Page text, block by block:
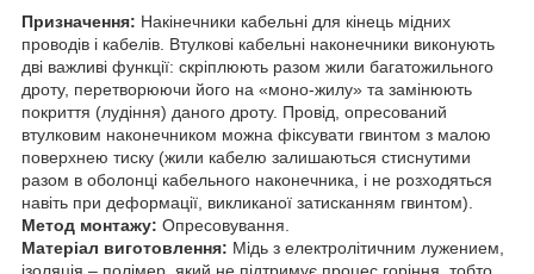
Призначення: Накінечники кабельні для кінець мідних
проводів і кабелів. Втулкові кабельні наконечники виконують
дві важливі функції: скріплюють разом жили багатожильного
дроту, перетворюючи його на «моно-жилу» та замінюють
покриття (лудіння) даного дроту. Провід, опресований
втулковим наконечником можна фіксувати гвинтом з малою
поверхнею тиску (жили кабелю залишаються стиснутими
разом в оболонці кабельного наконечника, і не розходяться
навіть при деформації, викликаної затисканням гвинтом).
Метод монтажу: Опресовування.
Матеріал виготовлення: Мідь з електролітичним лужением,
ізоляція – полімер, який не підтримує процес горіння, тобто